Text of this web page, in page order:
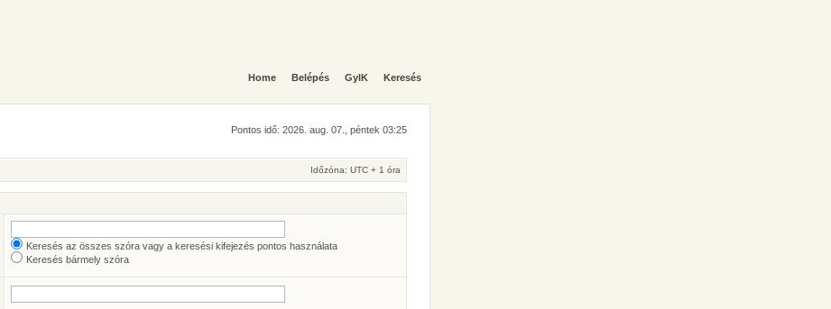
Home Belépés GyIK Keresés
Pontos idő: 2026. aug. 07., péntek 03:25
Időzóna: UTC + 1 óra
Keresés az összes szóra vagy a keresési kifejezés pontos használata
Keresés bármely szóra